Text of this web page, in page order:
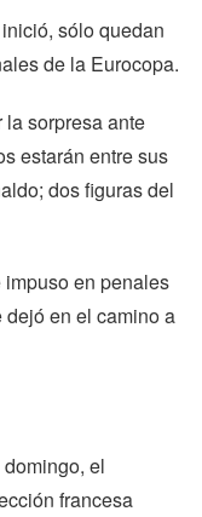
sólo quedan
de la Eurocopa.
sorpresa ante
estarán entre sus
dos figuras del
en penales
dejó en el camino a
el
francesa